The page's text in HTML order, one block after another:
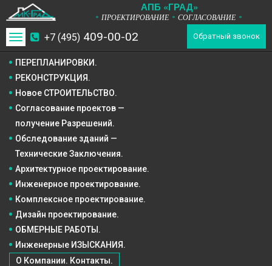
АПБ «ГРАД»
* ПРОЕКТИРОВАНИЕ * СОГЛАСОВАНИЕ *
+7 (495) 409-00-02 Обратный звонок
Toggle
navigation
ПЕРЕПЛАНИРОВКИ.
РЕКОНСТРУКЦИЯ.
Новое СТРОИТЕЛЬСТВО.
ОБМЕРНЫЕ РАБОТЫ.
Инженерные ИЗЫСКАНИЯ.
О Компании. Контакты.
Согласование проектов —
получение Разрешений.
Обследование зданий —
Технические Заключения.
Архитектурное проектирование.
Инженерное проектирование.
Комплексное проектирование.
Дизайн проектирование.